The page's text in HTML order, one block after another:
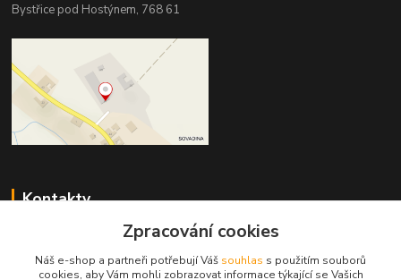
Bystřice pod Hostýnem, 768 61
Kontakty
DŘEVOPRODUKT BEDNAŘÍK s.r.o.
+420 739 454 600
(Po-Pá, 7-15 hod.)
Zpracování cookies
Náš e-shop a partneři potřebují Váš souhlas s použitím souborů
cookies, aby Vám mohli zobrazovat informace týkající se Vašich